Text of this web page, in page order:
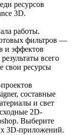
ресурсов
3D.
работы.
фильтров —
и эффектов
всего
свои ресурсы
составные
и свет
2D-
Выберите
3D-приложений.